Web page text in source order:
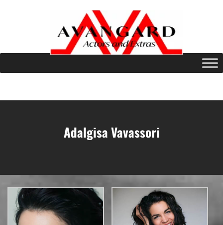
Adalgisa Vavassori